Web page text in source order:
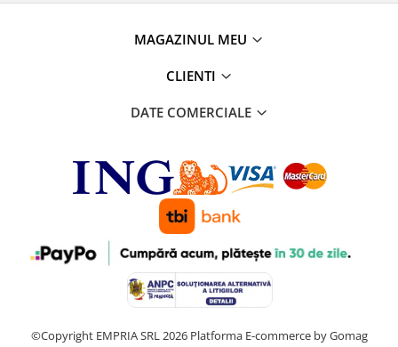
MAGAZINUL MEU
CLIENTI
DATE COMERCIALE
©Copyright EMPRIA SRL 2026 Platforma E-commerce by Gomag